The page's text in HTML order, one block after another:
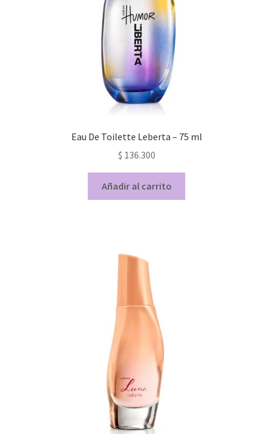
Eau De Toilette Leberta – 75 ml
$ 136.300
Añadir al carrito